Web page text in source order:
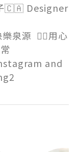
🇨🇦 Designer
泉源  ✍🏻用心
and